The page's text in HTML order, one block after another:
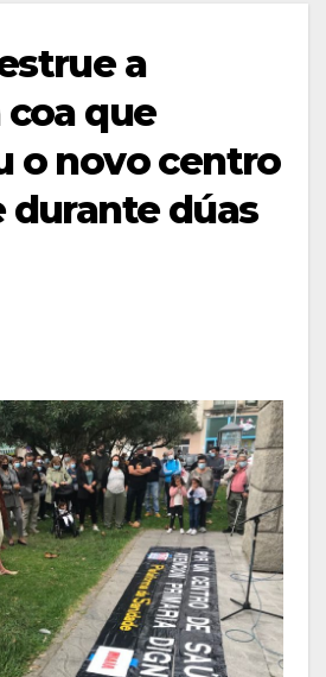
a
que
o novo centro
durante dúas